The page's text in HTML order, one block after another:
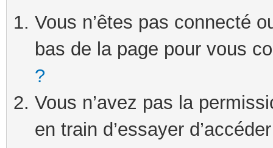
Vous n’êtes pas connecté
bas de la page pour vous
?
Vous n’avez pas la
en train d’essayer